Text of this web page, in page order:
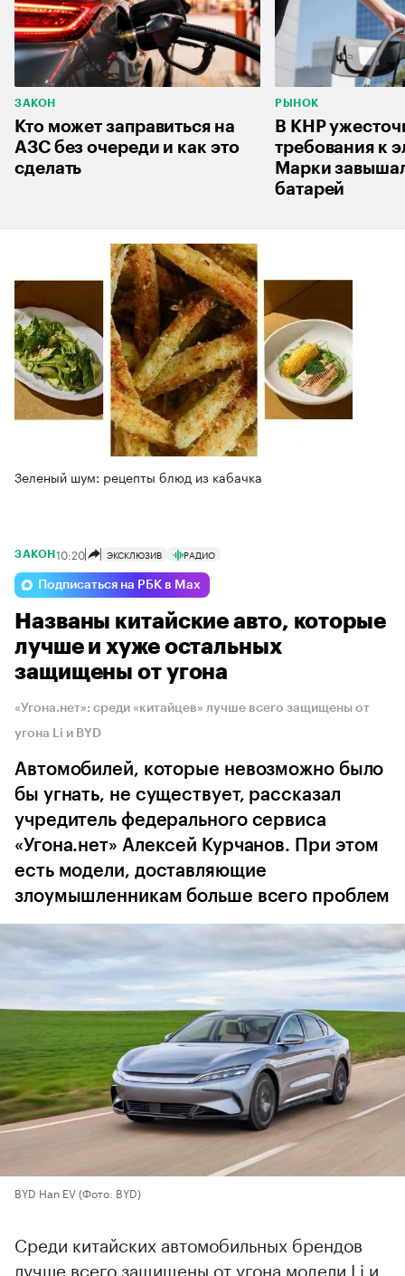
ЗАКОН
Кто может заправиться на
АЗС без очереди и как это
сделать
РЫНОК
В КНР
требования к
Марки
батарей
Зеленый шум: рецепты блюд из кабачка
ЗАКОН 10:20 ЭКСКЛЮЗИВ РАДИО
Подписаться на РБК в Max
Названы китайские авто, которые
лучше и хуже остальных
защищены от угона
«Угона.нет»: среди «китайцев» лучше всего защищены от
угона Li и BYD
Автомобилей, которые невозможно было
бы угнать, не существует, рассказал
учредитель федерального сервиса
«Угона.нет» Алексей Курчанов. При этом
есть модели, доставляющие
злоумышленникам больше всего проблем
BYD Han EV(Фото: BYD)
Среди китайских автомобильных брендов
лучше всего защищены от угона модели Li и